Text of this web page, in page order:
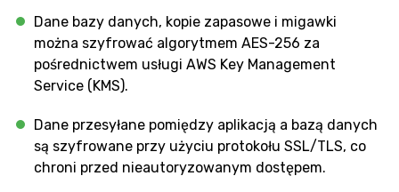
Dane bazy danych, kopie zapasowe i migawki
można szyfrować algorytmem AES-256 za
pośrednictwem usługi AWS Key Management
Service (KMS).
Dane przesyłane pomiędzy aplikacją a bazą danych
są szyfrowane przy użyciu protokołu SSL/TLS, co
chroni przed nieautoryzowanym dostępem.